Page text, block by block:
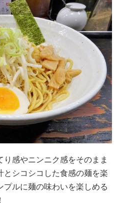
感やニンニク感をそのまま
とシコシコした食感の麺を楽
プルに麺の味わいを楽しめる